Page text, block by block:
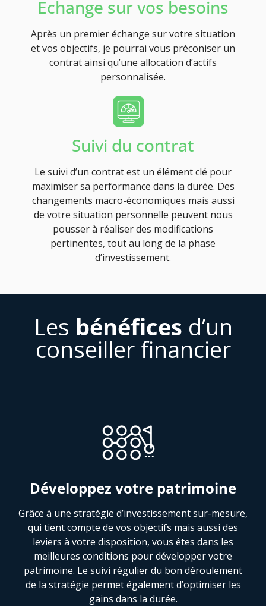
Echange sur vos besoins
Après un premier échange sur votre situation
et vos objectifs, je pourrai vous préconiser un
contrat ainsi qu’une allocation d’actifs
personnalisée.
Suivi du contrat
Le suivi d’un contrat est un élément clé pour
maximiser sa performance dans la durée. Des
changements macro-économiques mais aussi
de votre situation personnelle peuvent nous
pousser à réaliser des modifications
pertinentes, tout au long de la phase
d’investissement.
Les bénéfices d’un
conseiller financier
Développez votre patrimoine
Grâce à une stratégie d’investissement sur-mesure,
qui tient compte de vos objectifs mais aussi des
leviers à votre disposition, vous êtes dans les
meilleures conditions pour développer votre
patrimoine. Le suivi régulier du bon déroulement
de la stratégie permet également d’optimiser les
gains dans la durée.